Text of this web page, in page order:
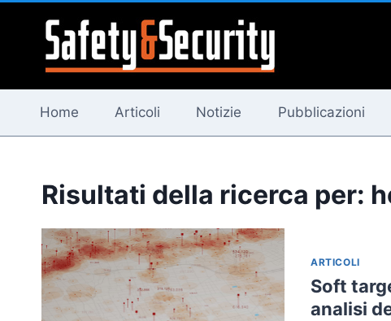
contenuto
Home Articoli Notizie Pubblicazioni
Risultati della ricerca per:
ARTICOLI
Soft
analisi